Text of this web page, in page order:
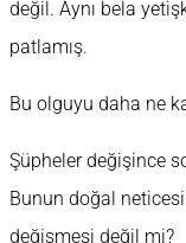
değil. Aynı bela
patlamış.
Bu olguyu daha ne
Şüpheler değişince
Bunun doğal
değişmesi değil mi?